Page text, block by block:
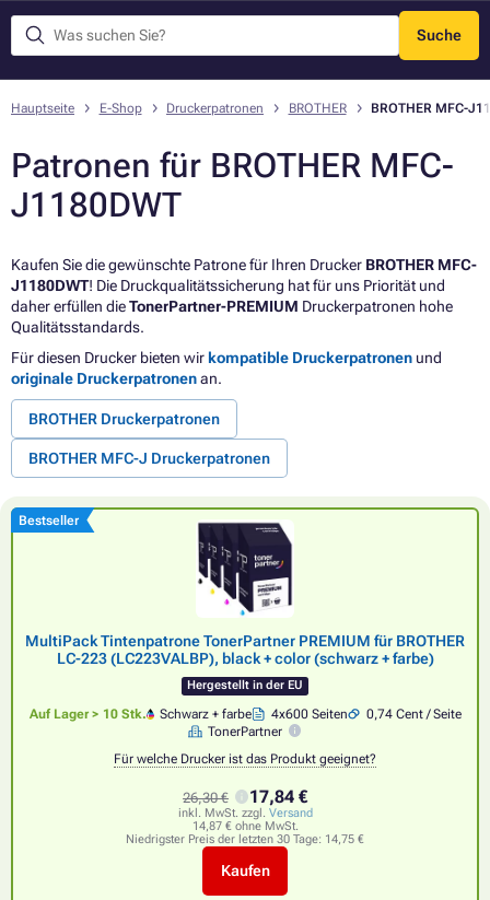
Suche
Menü
Hauptseite E-Shop Druckerpatronen BROTHER BROTHER MFC-
Patronen für BROTHER MFC-
J1180DWT
Kaufen Sie die gewünschte Patrone für Ihren Drucker BROTHER MFC-
J1180DWT! Die Druckqualitätssicherung hat für uns Priorität und
daher erfüllen dieTonerPartner-PREMIUM Druckerpatronen hohe
Qualitätsstandards.
Für diesen Drucker bieten wir kompatible Druckerpatronen und
originale Druckerpatronenan.
BROTHER Druckerpatronen
BROTHER MFC-J Druckerpatronen
Bestseller
MultiPack Tintenpatrone TonerPartner PREMIUM für BROTHER
LC-223 (LC223VALBP), black + color (schwarz + farbe)
Hergestellt in der EU
Auf Lager > 10 Stk. Schwarz + farbe 4x600 Seiten
0,74 Cent / Seite
TonerPartner
Für welche Drucker ist das Produkt geeignet?
26,30 € 17,84 €
inkl. MwSt. zzgl. Versand
14,87 € ohne MwSt.
Niedrigster Preis der letzten 30 Tage: 14,75 €
Kaufen